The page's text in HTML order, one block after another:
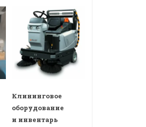
Клининговое
оборудование
и инвентарь